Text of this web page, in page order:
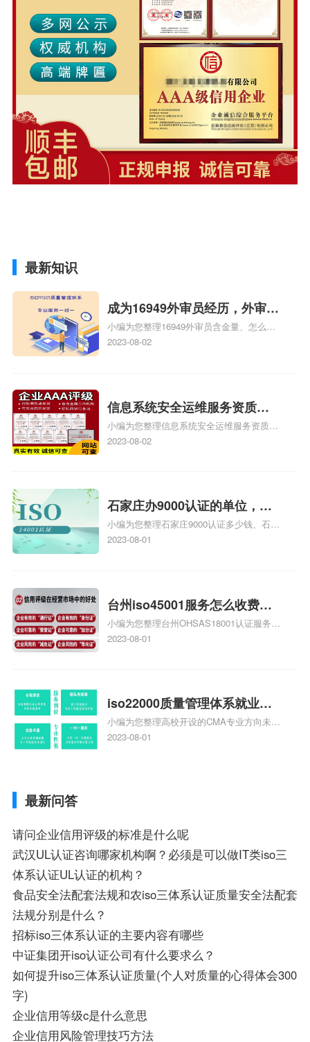
最新知识
成为16949外审员经历，外审员
16949
小编为您整理16949外审员含金量、怎么才
能成为注册的TS16949:2009的外审员、我
2023-08-02
信息系统安全运维服务资质二
级费用，信息系统安全运维服
务资质二级
小编为您整理信息系统安全运维服务资质认
证证书机构有哪些、安全运维服务资质的费
体系认证知识，详情可查看下方正文！
2023-08-02
石家庄办9000认证的单位，石
家庄9000认证的公司
小编为您整理石家庄9000认证多少钱、石家
庄9000认证价格多少钱、石家庄9000认证
2023-08-01
台州iso45001服务怎么收费，
台州iso45001认证服务怎么收
费
小编为您整理台州OHSAS18001认证服务中
心哪家收费便宜、台州ISO9000认证，哪个
标准是什么相关iso体系认证知识，详情可
查看下方正文！
2023-08-01
iso22000质量管理体系就业方
向，质量管理与认证就业方向
小编为您整理高校开设的CMA专业方向未来
就业前景及就业方向如何、cma就业方向有
2023-08-01
最新问答
请问企业信用评级的标准是什么呢
武汉UL认证咨询哪家机构啊？必须是可以做IT类iso三
体系认证UL认证的机构？
食品安全法配套法规和农iso三体系认证质量安全法配套
法规分别是什么？
招标iso三体系认证的主要内容有哪些
中证集团开iso认证公司有什么要求么？
如何提升iso三体系认证质量(个人对质量的心得体会300
字)
企业信用等级c是什么意思
企业信用风险管理技巧方法